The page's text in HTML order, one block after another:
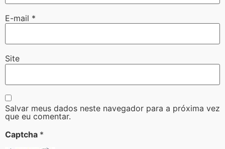
E-mail *
Site
Salvar meus dados neste navegador para a próxima vez
que eu comentar.
Captcha *